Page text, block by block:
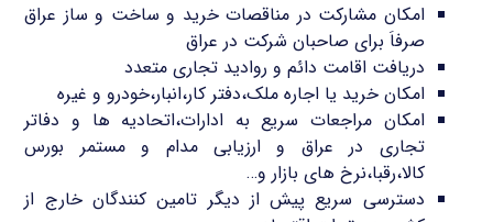
امکان مشارکت در مناقصات خرید و ساخت و ساز عراق
صرفاَ برای صاحبان شرکت در عراق
دریافت اقامت دائم و روادید تجاری متعدد
امکان خرید یا اجاره ملک،دفتر کار،انبار،خودرو و غیره
امکان مراجعات سریع به ادارات،اتحادیه ها و دفاتر
تجاری در عراق و ارزیابی مدام و مستمر بورس
کالا،رقبا،نرخ های بازار و…
دسترسی سریع پیش از دیگر تامین کنندگان خارج از